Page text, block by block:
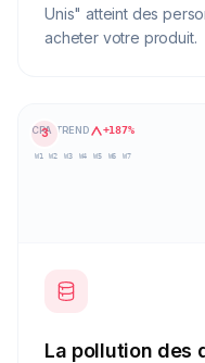
Unis" atteint des
acheter votre produit.
3
CPA TREND +187%
W1 W2 W3 W4 W5 W6 W7
La pollution des